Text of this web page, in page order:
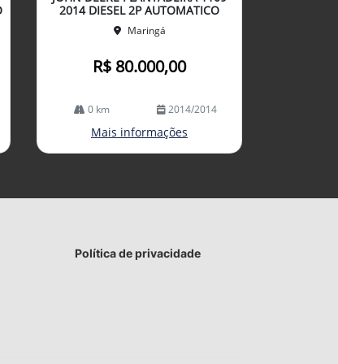
lhe
2014 DIESEL 2P AUTOMATICO
Maringá
R$ 80.000,00
0 km 2014/2014
Mais informações
Política de privacidade